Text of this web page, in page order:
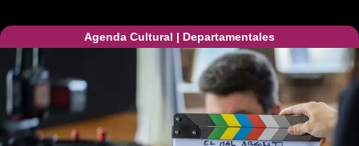
Agenda Cultural | Departamentales